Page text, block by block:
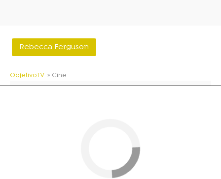
Rebecca Ferguson
ObjetivoTV » Cine